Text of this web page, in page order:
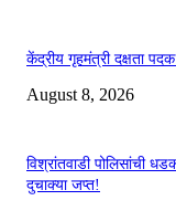
केंद्रीय गृहमंत्री दक्षता
August 8, 2026
विश्रांतवाडी पोलिसांची
दुचाक्या जप्त!